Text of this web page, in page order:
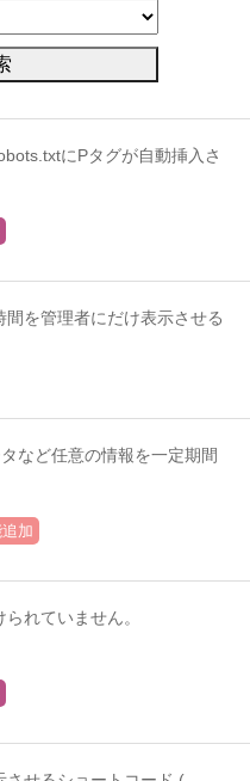
にPタグが自動挿入さ
を管理者にだけ表示させる
など任意の情報を一定期間
加
れていません。